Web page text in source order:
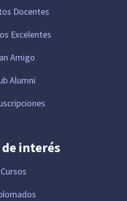
Docentes
Excelentes
Amigo
Alumni
interés
Cursos